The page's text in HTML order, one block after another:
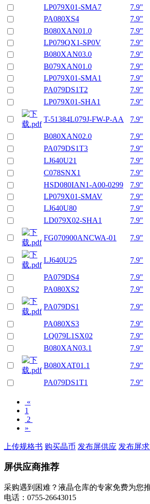
LP079X01-SMA7
7.9"
PA080XS4
7.9"
B080XAN01.0
7.9"
LP079QX1-SP0V
7.9"
B080XAN03.0
7.9"
B079XAN01.0
7.9"
LP079X01-SMA1
7.9"
PA079DS1T2
7.9"
LP079X01-SHA1
7.9"
T-51384L079J-FW-P-AA 7.9"
B080XAN02.0 7.9"
PA079DS1T3
7.9"
LJ640U21
7.9"
C078SNX1
7.9"
HSD080IAN1-A00-0299
7.9"
LP079X01-SMAV
7.9"
LJ640U80
7.9"
LD079X02-SHA1
7.9"
FG070900ANCWA-01 7.9"
LJ640U25 7.9"
PA079DS4 7.9"
PA080XS2
7.9"
PA079DS1 7.9"
PA080XS3 7.9"
LQ079L1SX02
7.9"
B080XAN03.1
7.9"
B080XAT01.1 7.9"
PA079DS1T1 7.9"
«
1
2
»
上传规格书 购买晶币 发布屏供应 发布屏
屏供应商推荐
采购遇到困难？液晶仓库的专家免费为您
电话：0755-26643015